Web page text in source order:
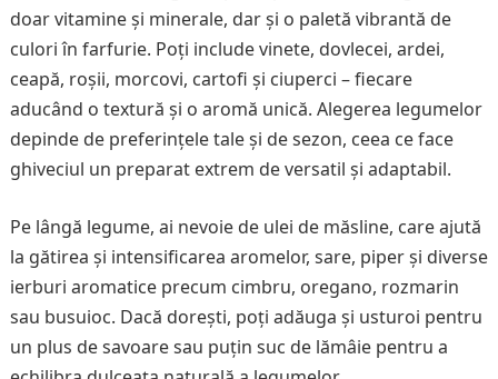
doar vitamine și minerale, dar și o paletă vibrantă de
culori în farfurie. Poți include vinete, dovlecei, ardei,
ceapă, roșii, morcovi, cartofi și ciuperci – fiecare
aducând o textură și o aromă unică. Alegerea legumelor
depinde de preferințele tale și de sezon, ceea ce face
ghiveciul un preparat extrem de versatil și adaptabil.
Pe lângă legume, ai nevoie de ulei de măsline, care ajută
la gătirea și intensificarea aromelor, sare, piper și diverse
ierburi aromatice precum cimbru, oregano, rozmarin
sau busuioc. Dacă dorești, poți adăuga și usturoi pentru
un plus de savoare sau puțin suc de lămâie pentru a